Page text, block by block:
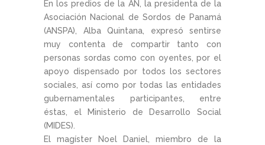
En los predios de la AN, la presidenta de la
Asociación Nacional de Sordos de Panamá
(ANSPA), Alba Quintana, expresó sentirse
muy contenta de compartir tanto con
personas sordas como con oyentes, por el
apoyo dispensado por todos los sectores
sociales, así como por todas las entidades
gubernamentales participantes, entre
éstas, el Ministerio de Desarrollo Social
(MIDES).
El magíster Noel Daniel, miembro de la